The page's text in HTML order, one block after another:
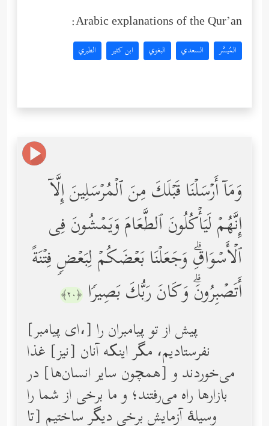
Arabic explanations of the Qur’an:
المُيسَّر السعدي البغوي ابن كثير الطبري
وَمَاۤ أَرۡسَلۡنَا قَبۡلَكَ مِنَ ٱلۡمُرۡسَلِینَ إِلَّاۤ
إِنَّهُمۡ لَیَأۡكُلُونَ ٱلطَّعَامَ وَیَمۡشُونَ فِی
ٱلۡأَسۡوَاقِۗ وَجَعَلۡنَا بَعۡضَكُمۡ لِبَعۡضࣲ فِتۡنَةً
أَتَصۡبِرُونَۗ وَكَانَ رَبُّكَ بَصِیرࣰا ﴿٢٠﴾
[ای پیامبر،] پیش از تو پیامبران را
نفرستادیم، مگر اینکه آنان [نیز] غذا
می‌خوردند و [همچون سایر انسان‌ها] در
بازارها راه می‌رفتند؛ و ما برخی از شما را
وسیلۀ آزمایش برخی دیگر ساختیم [تا